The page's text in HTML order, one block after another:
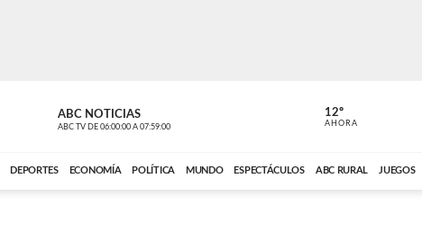
ABC NOTICIAS
ABC TV DE 06:00:00 A 07:59:00 ABC CARDINAL
12º
AHORA
DEPORTES ECONOMÍA POLÍTICA MUNDO ESPECTÁCULOS ABC RURAL JUEGOS